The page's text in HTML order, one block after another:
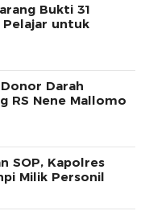
Bukti 31
Pelajar untuk
Darah
RS Nene Mallomo
SOP, Kapolres
Milik Personil